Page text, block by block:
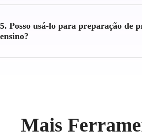
5. Posso usá-lo para preparação de
ensino?
Mais